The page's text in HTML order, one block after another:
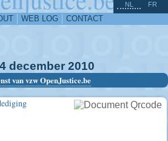
WEB LOG CONTACT
NL FR
december 2010
van vzw OpenJustice.be
^